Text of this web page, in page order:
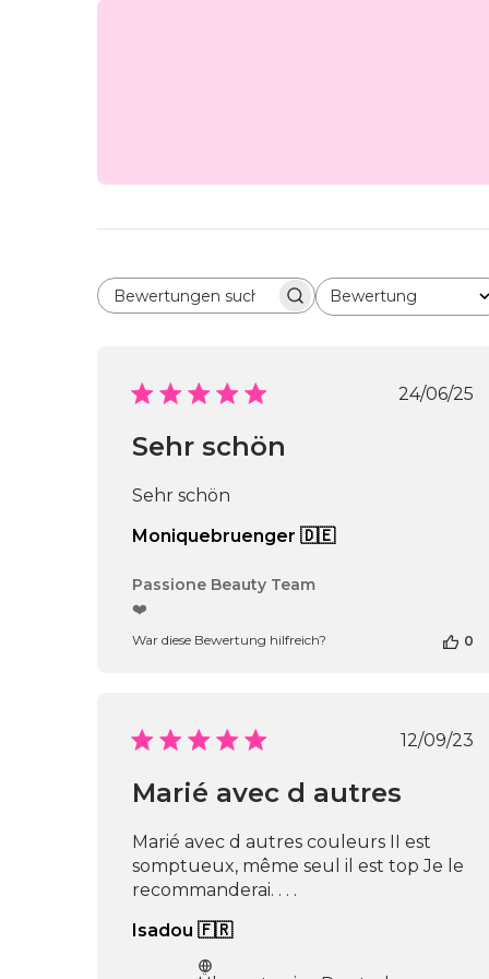
Bewertungen suchen
Bewertung
Alle Bewertungen
24/06/25
Sehr schön
Sehr schön
Moniquebruenger 🇩🇪
Kommentare
Inhabers
am
16
2026
Passione Beauty Team
❤️
War diese Bewertung hilfreich? 0
12/09/23
Marié avec d autres
Marié avec d autres couleurs II est
somptueux, même seul il est top Je le
recommanderai. . . .
Isadou 🇫🇷